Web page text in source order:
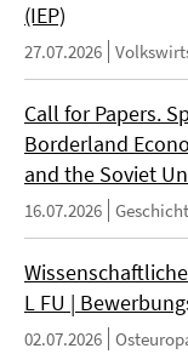
(IEP)
27.07.2026
Call for Papers.
Borderland
and the Soviet
16.07.2026
L FU |
02.07.2026